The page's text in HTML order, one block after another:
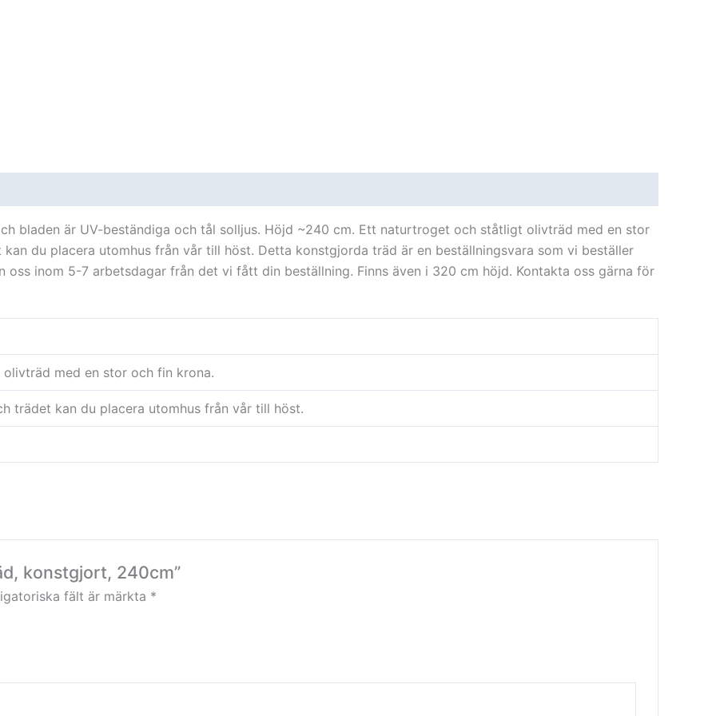
bladen är UV-beständiga och tål solljus. Höjd ~240 cm. Ett naturtroget och ståtligt olivträd med en stor
du placera utomhus från vår till höst. Detta konstgjorda träd är en beställningsvara som vi beställer
oss inom 5-7 arbetsdagar från det vi fått din beställning. Finns även i 320 cm höjd. Kontakta oss gärna för
med en stor och fin krona.
trädet kan du placera utomhus från vår till höst.
konstgjort, 240cm”
fält är märkta *